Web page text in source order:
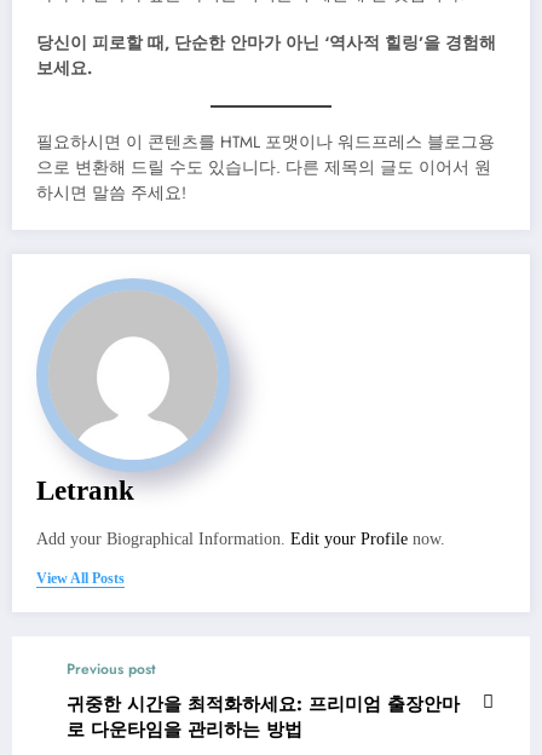
당신이 피로할 때, 단순한 안마가 아닌 ‘역사적 힐링’을 경험해
보세요.
필요하시면 이 콘텐츠를 HTML 포맷이나 워드프레스 블로그용
으로 변환해 드릴 수도 있습니다. 다른 제목의 글도 이어서 원
하시면 말씀 주세요!
Letrank
Add your Biographical Information. Edit your Profile now.
View All Posts
Previous post
귀중한 시간을 최적화하세요: 프리미엄 출장안마
로 다운타임을 관리하는 방법